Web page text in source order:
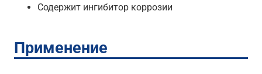
Содержит ингибитор коррозии
Применение